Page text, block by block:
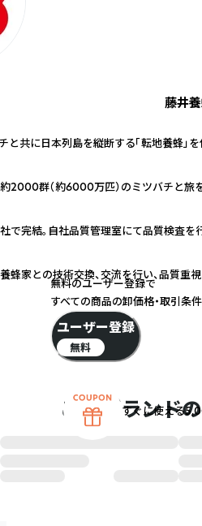
藤井
と共に日本列島を縦断する「転地養蜂」
2000群（約6000万匹）のミツバチと旅
で完結。自社品質管理室にて品質検査を
蜂家との技術交換、交流を行い、品質重
このブランド
無料のユーザー登録で
すべての商品の卸価格・取引条
ユーザー登録
無料
すぐに使える